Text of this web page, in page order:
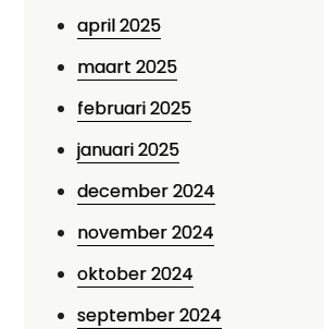
april 2025
maart 2025
februari 2025
januari 2025
december 2024
november 2024
oktober 2024
september 2024